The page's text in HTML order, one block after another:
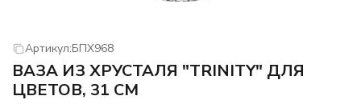
Артикул:БПХ968
ВАЗА ИЗ ХРУСТАЛЯ "TRINITY" ДЛЯ
ЦВЕТОВ, 31 СМ